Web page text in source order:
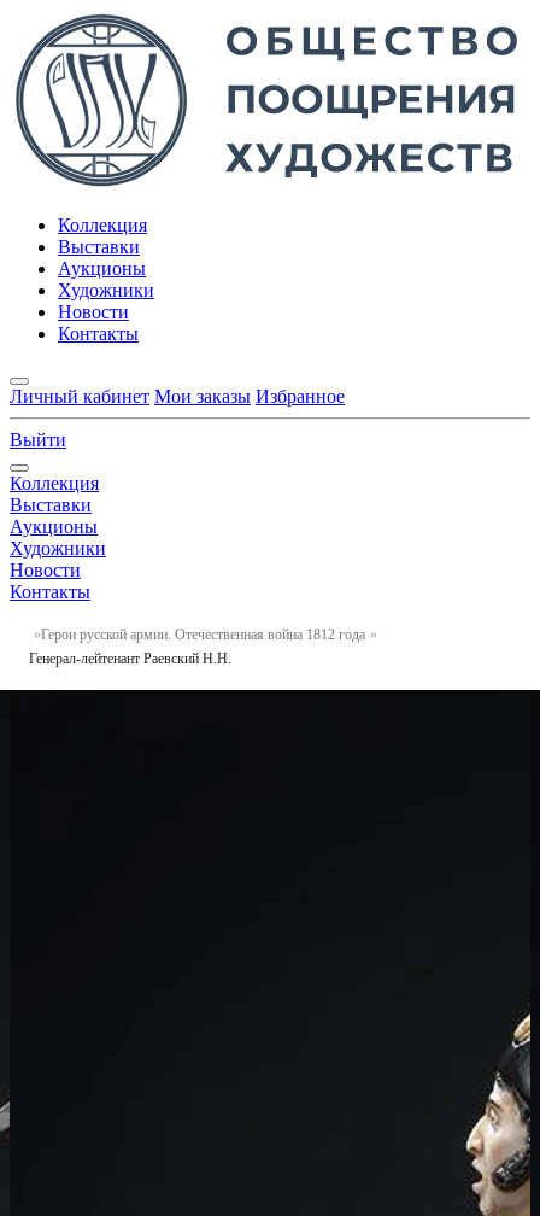
Коллекция
Выставки
Аукционы
Художники
Новости
Контакты
Личный кабинет Мои заказы Избранное
Выйти
Коллекция
Выставки
Аукционы
Художники
Новости
Контакты
Герои русской армии. Отечественная война 1812 года
Генерал-лейтенант Раевский Н.Н.